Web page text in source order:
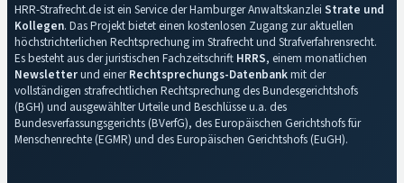
HRR-Strafrecht.de ist ein Service der Hamburger Anwaltskanzlei Strate und
Kollegen. Das Projekt bietet einen kostenlosen Zugang zur aktuellen
höchstrichterlichen Rechtsprechung im Strafrecht und Strafverfahrensrecht.
Es besteht aus der juristischen Fachzeitschrift HRRS, einem monatlichen
Newsletterund einerRechtsprechungs-Datenbankmit der
vollständigen strafrechtlichen Rechtsprechung des Bundesgerichtshofs
(BGH) und ausgewählter Urteile und Beschlüsse u.a. des
Bundesverfassungsgerichts (BVerfG), des Europäischen Gerichtshofs für
Menschenrechte (EGMR) und des Europäischen Gerichtshofs (EuGH).